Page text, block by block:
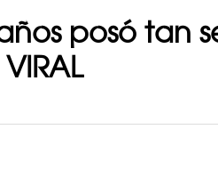
posó tan